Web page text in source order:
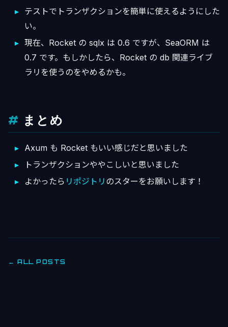
テストでトランザクションを簡単に使えるようにした
い。
現在、Rocket の sqlx は 0.6 ですが、SeaORM は
0.7 です。もしかしたら、Rocket の db 関連ライブ
ラリを使うのをやめるかも。
まとめ
Axum も Rocket もいい感じだと思いました
トランザクションややこしいと思いました
よかったら リポジトリ のスターをお願いします！
← ALL POSTS